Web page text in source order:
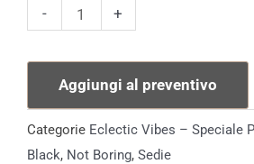
-
Sedia
Back
Marrone
Scuro
quantità
+
Aggiungi al preventivo
Categorie Eclectic Vibes – Speciale
Black, Not Boring, Sedie